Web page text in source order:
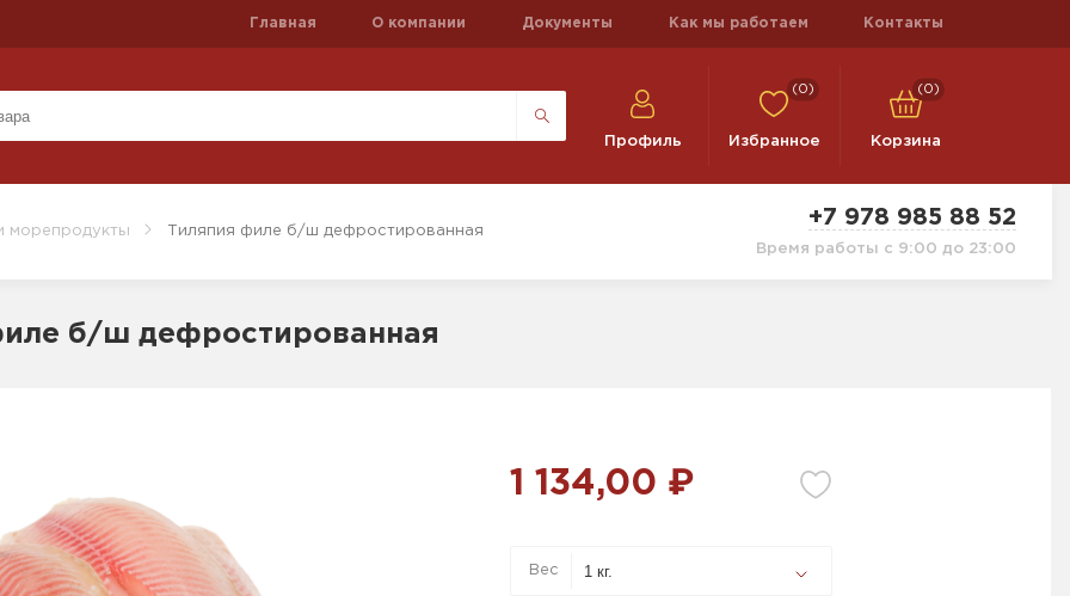
Главная О компании Документы Как мы работаем Контакты
Профиль
(0)
Избранное
(0)
Корзина
морепродукты Тиляпия филе б/ш дефростированная
+7 978 985 88 52
Время работы с 9:00 до 23:00
б/ш дефростированная
1 134,00 ₽
Вес